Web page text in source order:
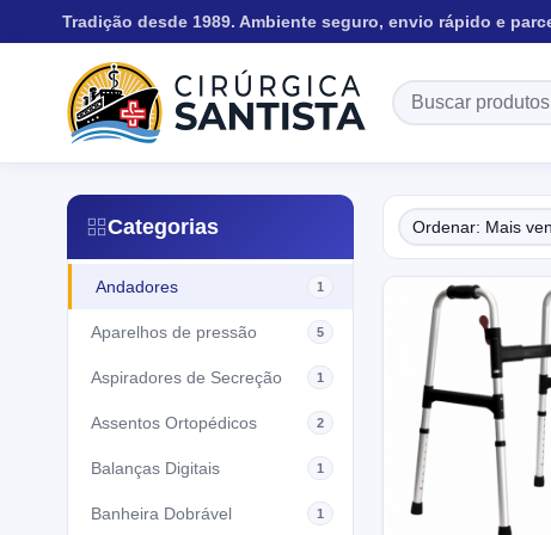
Tradição desde 1989. Ambiente seguro, envio rápido e
Categorias
Andadores 1
Aparelhos de pressão 5
Aspiradores de Secreção 1
Assentos Ortopédicos 2
Balanças Digitais 1
Banheira Dobrável 1